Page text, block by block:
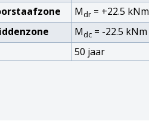
Mdr = +22.5 kNm
Mdc = -22.5 kNm
50 jaar